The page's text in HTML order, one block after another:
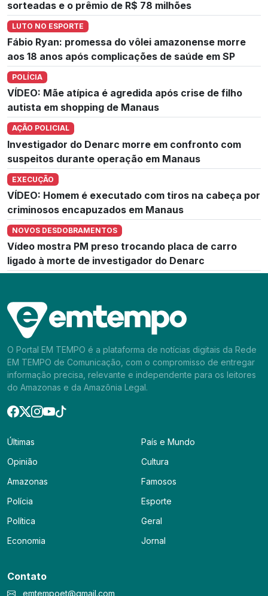
sorteadas e o prêmio de R$ 78 milhões
LUTO NO ESPORTE
Fábio Ryan: promessa do vôlei amazonense morre
aos 18 anos após complicações de saúde em SP
POLÍCIA
VÍDEO: Mãe atípica é agredida após crise de filho
autista em shopping de Manaus
AÇÃO POLICIAL
Investigador do Denarc morre em confronto com
suspeitos durante operação em Manaus
EXECUÇÃO
VÍDEO: Homem é executado com tiros na cabeça por
criminosos encapuzados em Manaus
NOVOS DESDOBRAMENTOS
Vídeo mostra PM preso trocando placa de carro
ligado à morte de investigador do Denarc
O Portal EM TEMPO é a plataforma de notícias digitais da Rede
EM TEMPO de Comunicação, com o compromisso de entregar
informação precisa, relevante e independente para os leitores
do Amazonas e da Amazônia Legal.
Últimas
Opinião
Amazonas
Polícia
Política
Economia
País e Mundo
Cultura
Famosos
Esporte
Geral
Jornal
Contato
emtempoet@gmail.com